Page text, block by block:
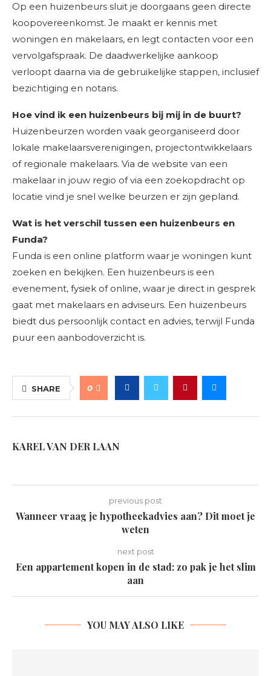
Op een huizenbeurs sluit je doorgaans geen directe
koopovereenkomst. Je maakt er kennis met
woningen en makelaars, en legt contacten voor een
vervolgafspraak. De daadwerkelijke aankoop
verloopt daarna via de gebruikelijke stappen, inclusief
bezichtiging en notaris.
Hoe vind ik een huizenbeurs bij mij in de buurt?
Huizenbeurzen worden vaak georganiseerd door
lokale makelaarsverenigingen, projectontwikkelaars
of regionale makelaars. Via de website van een
makelaar in jouw regio of via een zoekopdracht op
locatie vind je snel welke beurzen er zijn gepland.
Wat is het verschil tussen een huizenbeurs en
Funda?
Funda is een online platform waar je woningen kunt
zoeken en bekijken. Een huizenbeurs is een
evenement, fysiek of online, waar je direct in gesprek
gaat met makelaars en adviseurs. Een huizenbeurs
biedt dus persoonlijk contact en advies, terwijl Funda
puur een aanbodoverzicht is.
SHARE 0
KAREL VAN DER LAAN
previous post
Wanneer vraag je hypotheekadvies aan? Dit moet je
weten
next post
Een appartement kopen in de stad: zo pak je het slim
aan
YOU MAY ALSO LIKE